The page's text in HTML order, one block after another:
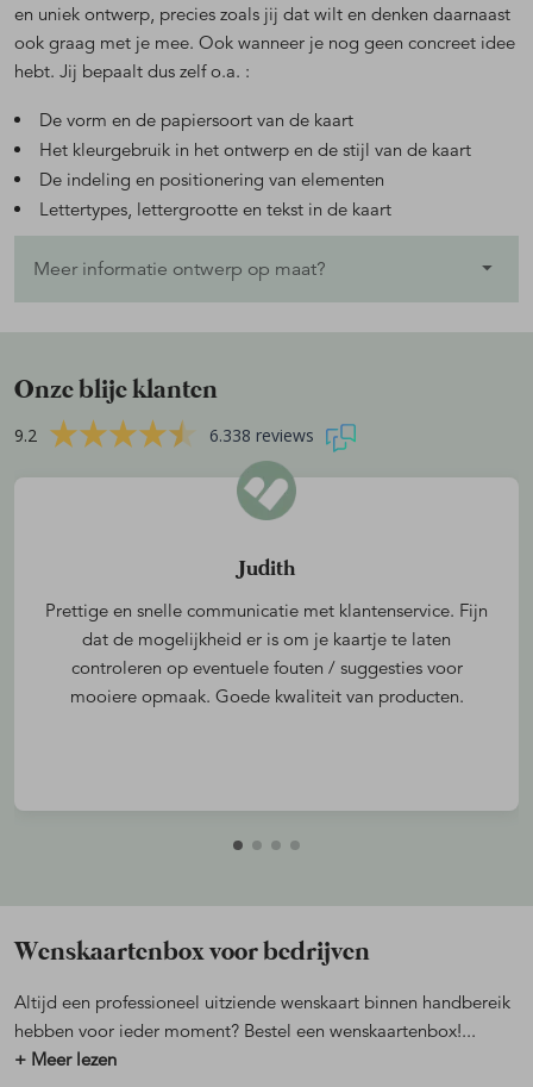
en uniek ontwerp, precies zoals jij dat wilt en denken daarnaast
ook graag met je mee. Ook wanneer je nog geen concreet idee
hebt. Jij bepaalt dus zelf o.a. :
De vorm en de papiersoort van de kaart
Het kleurgebruik in het ontwerp en de stijl van de kaart
De indeling en positionering van elementen
Lettertypes, lettergrootte en tekst in de kaart
Meer informatie ontwerp op maat?
Onze blije klanten
9.2 6.338 reviews
Judith
Prettige en snelle communicatie met klantenservice. Fijn
dat de mogelijkheid er is om je kaartje te laten
controleren op eventuele fouten / suggesties voor
mooiere opmaak. Goede kwaliteit van producten.
Wenskaartenbox voor bedrijven
Altijd een professioneel uitziende wenskaart binnen handbereik
hebben voor ieder moment? Bestel een wenskaartenbox!...
+ Meer lezen